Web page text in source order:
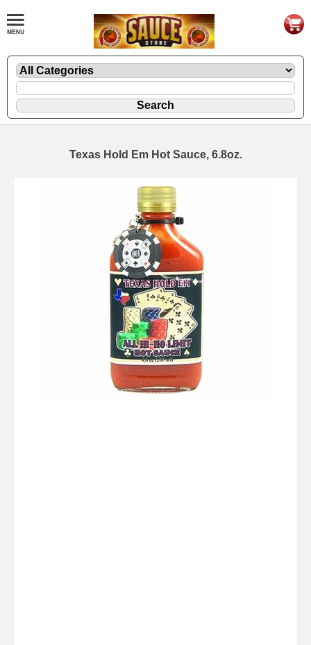
Texas Hold Em Hot Sauce, 6.8oz.